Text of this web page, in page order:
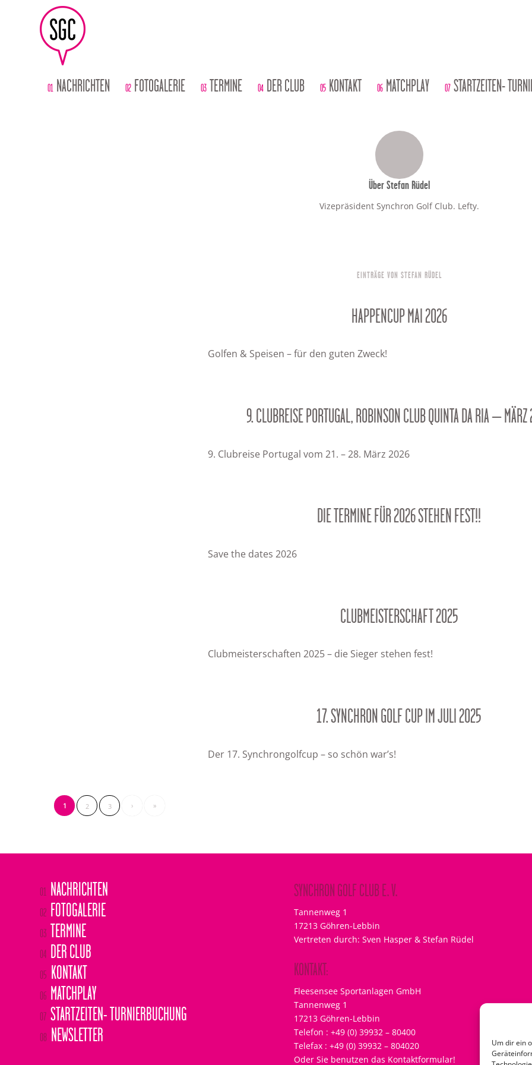
Um dir ein
01 NACHRICHTEN 02 FOTOGALERIE 03 TERMINE 04 DER CLUB 05 KONTAKT 06 MATCHPLAY 07 STARTZEITEN-
ÜberStefan Rüdel
Vizepräsident Synchron Golf Club. Lefty.
EINTRÄGE VON STEFAN RÜDEL
HAPPENCUP MAI 2026
Golfen & Speisen – für den guten Zweck!
9. CLUBREISE PORTUGAL, ROBINSON CLUB QUINTA DA RIA –
9. Clubreise Portugal vom 21. – 28. März 2026
DIE TERMINE FÜR 2026 STEHEN FEST!!
Save the dates 2026
CLUBMEISTERSCHAFT 2025
Clubmeisterschaften 2025 – die Sieger stehen fest!
17. SYNCHRON GOLF CUP IM JULI 2025
Der 17. Synchrongolfcup – so schön war’s!
1 2 3 › »
01 NACHRICHTEN
02 FOTOGALERIE
03 TERMINE
04 DER CLUB
05 KONTAKT
06 MATCHPLAY
07 STARTZEITEN- TURNIERBUCHUNG
08 NEWSLETTER
SYNCHRON GOLF CLUB E. V.
Tannenweg 1
17213 Göhren-Lebbin
Vertreten durch: Sven Hasper & Stefan Rüdel
KONTAKT:
Fleesensee Sportanlagen GmbH
Tannenweg 1
17213 Göhren-Lebbin
Telefon : +49 (0) 39932 – 80400
Telefax : +49 (0) 39932 – 804020
Oder Sie benutzen das Kontaktformular!